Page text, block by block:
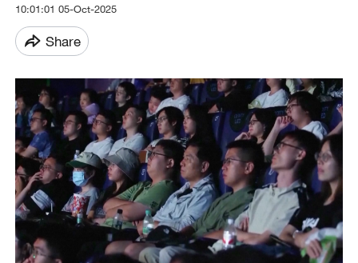
10:01:01 05-Oct-2025
Share